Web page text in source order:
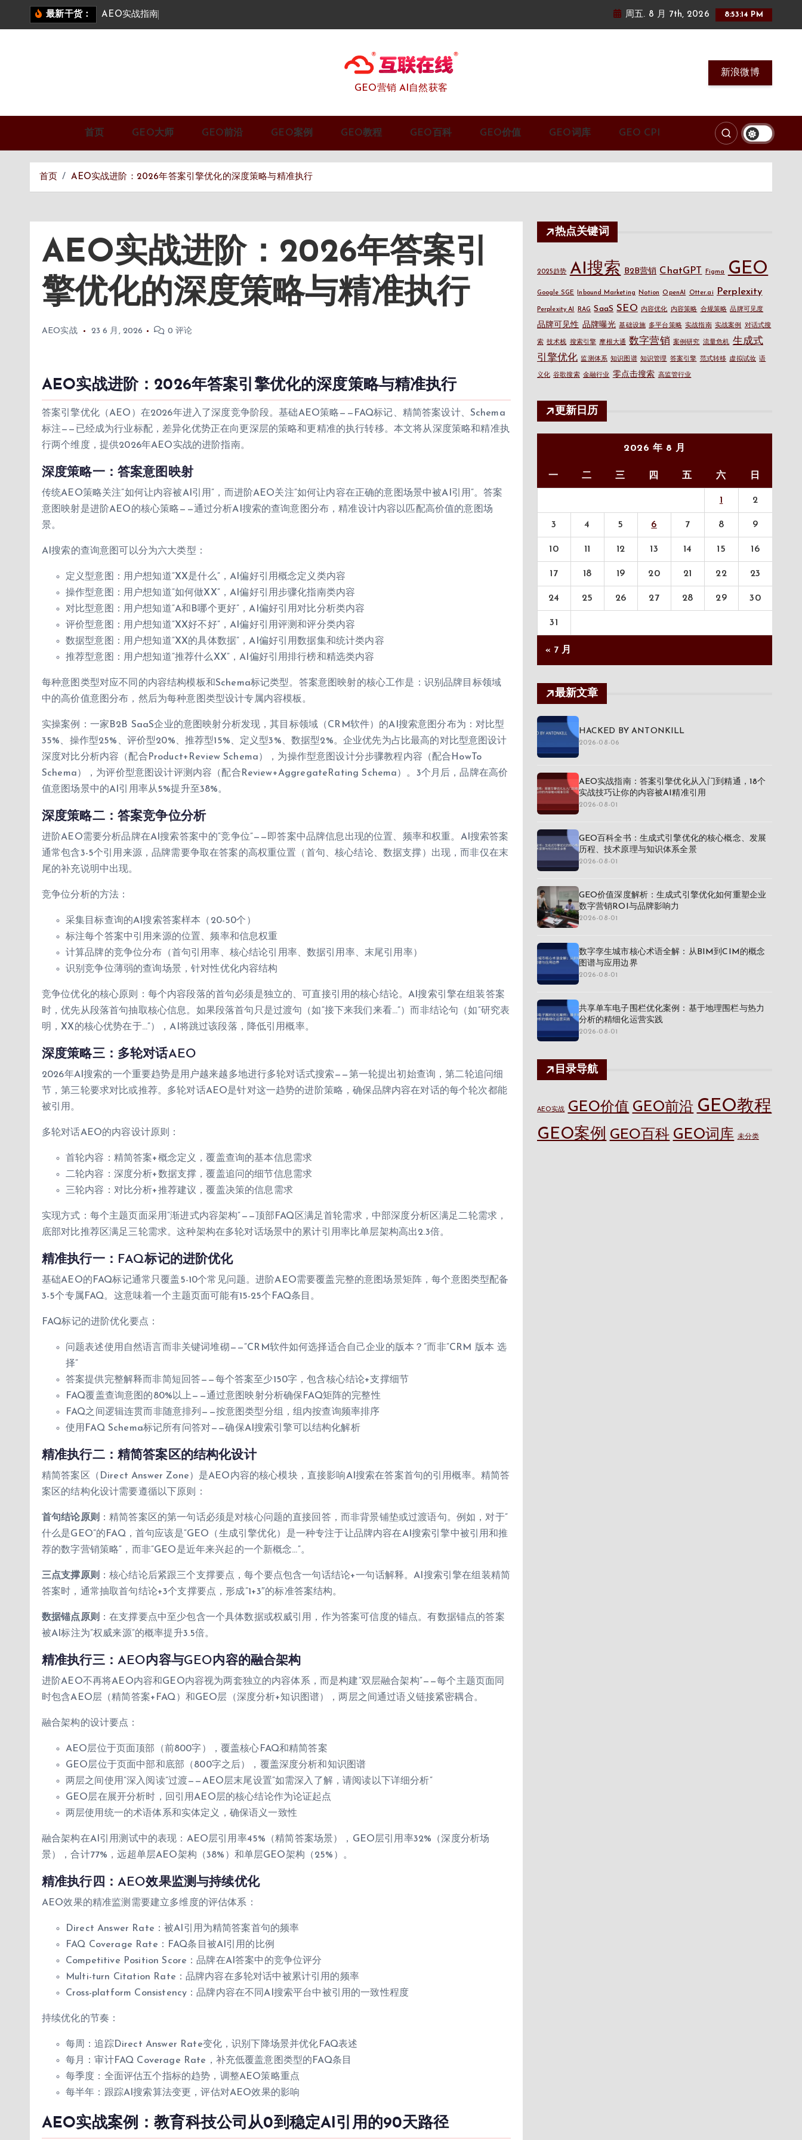
最新干货： A E O实战指南 周五. 8 月 7th, 2026 8:53:15 PM
GEO营销 AI自然获客
新浪微博
首页 GEO大师 GEO前沿 GEO案例 GEO教程 GEO百科 GEO价值 GEO词库 GEO CPI
首页 AEO实战进阶：2026年答案引擎优化的深度策略与精准执行
AEO实战进阶：2026年答案引
擎优化的深度策略与精准执行
AEO实战 23 6 月, 2026 0 评论
AEO实战进阶：2026年答案引擎优化的深度策略与精准执行
答案引擎优化（AEO）在2026年进入了深度竞争阶段。基础AEO策略——FAQ标记、精简答案设计、Schema
标注——已经成为行业标配，差异化优势正在向更深层的策略和更精准的执行转移。本文将从深度策略和精准执
行两个维度，提供2026年AEO实战的进阶指南。
深度策略一：答案意图映射
传统AEO策略关注”如何让内容被AI引用”，而进阶AEO关注”如何让内容在正确的意图场景中被AI引用”。答案
意图映射是进阶AEO的核心策略——通过分析AI搜索的查询意图分布，精准设计内容以匹配高价值的意图场
景。
AI搜索的查询意图可以分为六大类型：
定义型意图：用户想知道”XX是什么”，AI偏好引用概念定义类内容
操作型意图：用户想知道”如何做XX”，AI偏好引用步骤化指南类内容
对比型意图：用户想知道”A和B哪个更好”，AI偏好引用对比分析类内容
评价型意图：用户想知道”XX好不好”，AI偏好引用评测和评分类内容
数据型意图：用户想知道”XX的具体数据”，AI偏好引用数据集和统计类内容
推荐型意图：用户想知道”推荐什么XX”，AI偏好引用排行榜和精选类内容
每种意图类型对应不同的内容结构模板和Schema标记类型。答案意图映射的核心工作是：识别品牌目标领域
中的高价值意图分布，然后为每种意图类型设计专属内容模板。
实操案例：一家B2B SaaS企业的意图映射分析发现，其目标领域（CRM软件）的AI搜索意图分布为：对比型
35%、操作型25%、评价型20%、推荐型15%、定义型3%、数据型2%。企业优先为占比最高的对比型意图设计
深度对比分析内容（配合Product+Review Schema），为操作型意图设计分步骤教程内容（配合HowTo
Schema），为评价型意图设计评测内容（配合Review+AggregateRating Schema）。3个月后，品牌在高价
值意图场景中的AI引用率从5%提升至38%。
深度策略二：答案竞争位分析
进阶AEO需要分析品牌在AI搜索答案中的”竞争位”——即答案中品牌信息出现的位置、频率和权重。AI搜索答案
通常包含3-5个引用来源，品牌需要争取在答案的高权重位置（首句、核心结论、数据支撑）出现，而非仅在末
尾的补充说明中出现。
竞争位分析的方法：
采集目标查询的AI搜索答案样本（20-50个）
标注每个答案中引用来源的位置、频率和信息权重
计算品牌的竞争位分布（首句引用率、核心结论引用率、数据引用率、末尾引用率）
识别竞争位薄弱的查询场景，针对性优化内容结构
竞争位优化的核心原则：每个内容段落的首句必须是独立的、可直接引用的核心结论。AI搜索引擎在组装答案
时，优先从段落首句抽取核心信息。如果段落首句只是过渡句（如”接下来我们来看…”）而非结论句（如”研究表
明，XX的核心优势在于…”），AI将跳过该段落，降低引用概率。
深度策略三：多轮对话AEO
2026年AI搜索的一个重要趋势是用户越来越多地进行多轮对话式搜索——第一轮提出初始查询，第二轮追问细
节，第三轮要求对比或推荐。多轮对话AEO是针对这一趋势的进阶策略，确保品牌内容在对话的每个轮次都能
被引用。
多轮对话AEO的内容设计原则：
首轮内容：精简答案+概念定义，覆盖查询的基本信息需求
二轮内容：深度分析+数据支撑，覆盖追问的细节信息需求
三轮内容：对比分析+推荐建议，覆盖决策的信息需求
实现方式：每个主题页面采用”渐进式内容架构”——顶部FAQ区满足首轮需求，中部深度分析区满足二轮需求，
底部对比推荐区满足三轮需求。这种架构在多轮对话场景中的累计引用率比单层架构高出2.3倍。
精准执行一：FAQ标记的进阶优化
基础AEO的FAQ标记通常只覆盖5-10个常见问题。进阶AEO需要覆盖完整的意图场景矩阵，每个意图类型配备
3-5个专属FAQ。这意味着一个主题页面可能有15-25个FAQ条目。
FAQ标记的进阶优化要点：
问题表述使用自然语言而非关键词堆砌——”CRM软件如何选择适合自己企业的版本？”而非”CRM 版本 选
择”
答案提供完整解释而非简短回答——每个答案至少150字，包含核心结论+支撑细节
FAQ覆盖查询意图的80%以上——通过意图映射分析确保FAQ矩阵的完整性
FAQ之间逻辑连贯而非随意排列——按意图类型分组，组内按查询频率排序
使用FAQ Schema标记所有问答对——确保AI搜索引擎可以结构化解析
精准执行二：精简答案区的结构化设计
精简答案区（Direct Answer Zone）是AEO内容的核心模块，直接影响AI搜索在答案首句的引用概率。精简答
案区的结构化设计需要遵循以下原则：
首句结论原则 ：精简答案区的第一句话必须是对核心问题的直接回答，而非背景铺垫或过渡语句。例如，对于”
什么是GEO”的FAQ，首句应该是”GEO（生成引擎优化）是一种专注于让品牌内容在AI搜索引擎中被引用和推
荐的数字营销策略”，而非”GEO是近年来兴起的一个新概念…”。
三点支撑原则 ：核心结论后紧跟三个支撑要点，每个要点包含一句话结论+一句话解释。AI搜索引擎在组装精简
答案时，通常抽取首句结论+3个支撑要点，形成”1+3″的标准答案结构。
数据锚点原则 ：在支撑要点中至少包含一个具体数据或权威引用，作为答案可信度的锚点。有数据锚点的答案
被AI标注为”权威来源”的概率提升3.5倍。
精准执行三：AEO内容与GEO内容的融合架构
进阶AEO不再将AEO内容和GEO内容视为两套独立的内容体系，而是构建”双层融合架构”——每个主题页面同
时包含AEO层（精简答案+FAQ）和GEO层（深度分析+知识图谱），两层之间通过语义链接紧密耦合。
融合架构的设计要点：
AEO层位于页面顶部（前800字），覆盖核心FAQ和精简答案
GEO层位于页面中部和底部（800字之后），覆盖深度分析和知识图谱
两层之间使用”深入阅读”过渡——AEO层末尾设置”如需深入了解，请阅读以下详细分析”
GEO层在展开分析时，回引用AEO层的核心结论作为论证起点
两层使用统一的术语体系和实体定义，确保语义一致性
融合架构在AI引用测试中的表现：AEO层引用率45%（精简答案场景），GEO层引用率32%（深度分析场
景），合计77%，远超单层AEO架构（38%）和单层GEO架构（25%）。
精准执行四：AEO效果监测与持续优化
AEO效果的精准监测需要建立多维度的评估体系：
Direct Answer Rate：被AI引用为精简答案首句的频率
FAQ Coverage Rate：FAQ条目被AI引用的比例
Competitive Position Score：品牌在AI答案中的竞争位评分
Multi-turn Citation Rate：品牌内容在多轮对话中被累计引用的频率
Cross-platform Consistency：品牌内容在不同AI搜索平台中被引用的一致性程度
持续优化的节奏：
每周：追踪Direct Answer Rate变化，识别下降场景并优化FAQ表述
每月：审计FAQ Coverage Rate，补充低覆盖意图类型的FAQ条目
每季度：全面评估五个指标的趋势，调整AEO策略重点
每半年：跟踪AI搜索算法变更，评估对AEO效果的影响
AEO实战案例：教育科技公司从0到稳定AI引用的90天路径
热点关键词
2025趋势 AI搜索 B2B营销 ChatGPT Figma GEO
Google SGE Inbound Marketing Notion OpenAI Otter.ai Perplexity
Perplexity AI RAG SaaS SEO 内容优化 内容策略 合规策略 品牌可见度
品牌可见性 品牌曝光 基础设施 多平台策略 实战指南 实战案例 对话式搜
索 技术栈 搜索引擎 摩根大通 数字营销 案例研究 流量危机 生成式
引擎优化 监测体系 知识图谱 知识管理 答案引擎 范式转移 虚拟试妆 语
义化 谷歌搜索 金融行业 零点击搜索 高监管行业
更新日历
2026 年 8 月
一 二 三 四 五 六 日
1 2
3 4 5 6 7 8 9
10 11 12 13 14 15 16
17 18 19 20 21 22 23
24 25 26 27 28 29 30
31
« 7 月
最新文章
HACKED BY ANTONKILL
2026-08-06
AEO实战指南：答案引擎优化从入门到精通，18个
实战技巧让你的内容被AI精准引用
2026-08-01
GEO百科全书：生成式引擎优化的核心概念、发展
历程、技术原理与知识体系全景
2026-08-01
GEO价值深度解析：生成式引擎优化如何重塑企业
数字营销ROI与品牌影响力
2026-08-01
数字孪生城市核心术语全解：从BIM到CIM的概念
图谱与应用边界
2026-08-01
共享单车电子围栏优化案例：基于地理围栏与热力
分析的精细化运营实践
2026-08-01
目录导航
AEO实战 GEO价值 GEO前沿 GEO教程
GEO案例 GEO百科 GEO词库 未分类